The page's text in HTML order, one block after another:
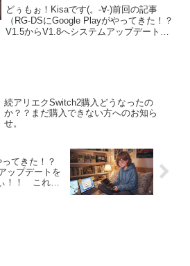
✨
どぅもぉ！Kisaです(。-∀-)前回の記事
（RG-DSにGoogle Playがやってきた！？
V1.5からV1.8へシステムアップデートを
続アリエクSwitch2購入どうなったの
か？？まだ購入できない方へのお知ら
せ。
てきた！？
ップデートを
ぃ！！ これ